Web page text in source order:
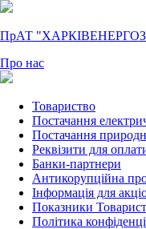
ПрАТ
Про нас
Товариство
Постачання
Постачання
Реквізити для
Банки-партнери
Антикорупційна
Інформація для
Показники
Політика